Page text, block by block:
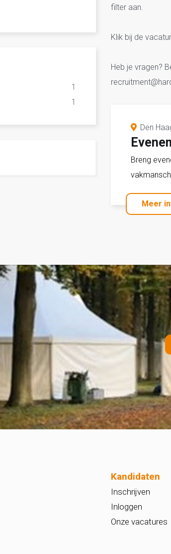
1
1
filter aan.
Klik bij de
Heb je vragen?
Den
Breng
Meer
Kandidaten
Inschrijven
Inloggen
Onze vacatures